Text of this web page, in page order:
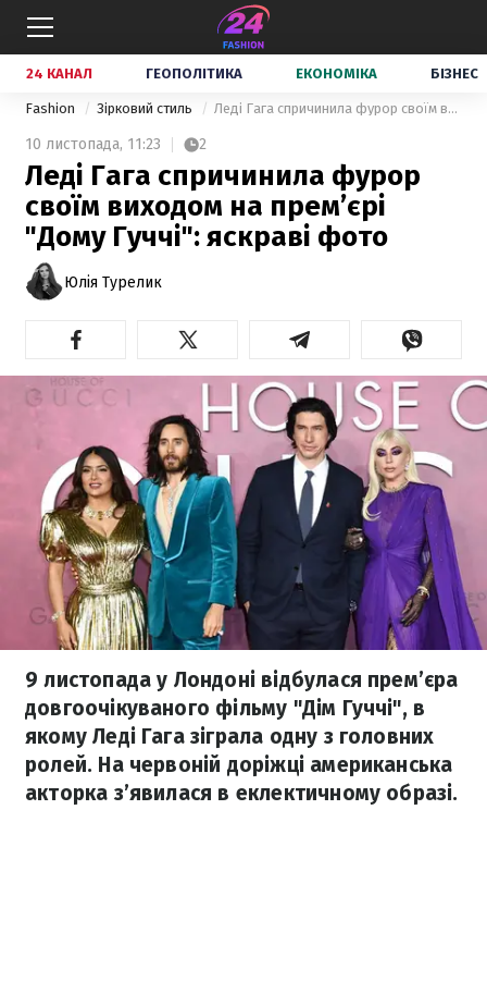
24 КАНАЛ ГЕОПОЛІТИКА ЕКОНОМІКА БІЗНЕС
Fashion Зірковий стиль Леді Гага спричинила фурор своїм виходом на прем’єрі "Дому Гуччі": яскраві фото
10 листопада, 11:23 2
Леді Гага спричинила фурор
своїм виходом на прем’єрі
"Дому Гуччі": яскраві фото
Юлія Турелик
9 листопада у Лондоні відбулася прем’єра
довгоочікуваного фільму "Дім Гуччі", в
якому Леді Гага зіграла одну з головних
ролей. На червоній доріжці американська
акторка з’явилася в еклектичному образі.